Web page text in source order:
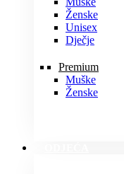
Ženske
Unisex
Dječje
Premium
Muške
Ženske